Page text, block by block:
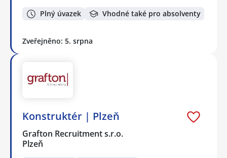
Plný úvazek Vhodné také pro absolventy
Zveřejněno: 5. srpna
Konstruktér | Plzeň
Grafton Recruitment s.r.o.
Plzeň